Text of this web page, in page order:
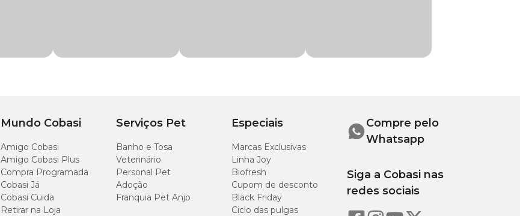
Mundo Cobasi
Amigo Cobasi
Amigo Cobasi Plus
Compra Programada
Cobasi Já
Cobasi Cuida
Retirar na Loja
Serviços Pet
Banho e Tosa
Veterinário
Personal Pet
Adoção
Franquia Pet Anjo
Especiais
Marcas Exclusivas
Linha Joy
Biofresh
Cupom de desconto
Black Friday
Ciclo das pulgas
Compre pelo
Whatsapp
Siga a Cobasi nas
redes sociais